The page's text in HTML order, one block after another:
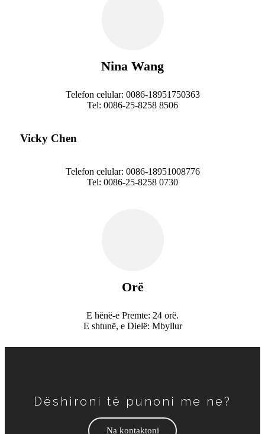
Nina Wang
Telefon celular: 0086-18951750363
Tel: 0086-25-8258 8506
Vicky Chen
Telefon celular: 0086-18951008776
Tel: 0086-25-8258 0730
Orë
E hënë-e Premte: 24 orë.
E shtunë, e Dielë: Mbyllur
Dëshironi të punoni me ne?
Na kontaktoni